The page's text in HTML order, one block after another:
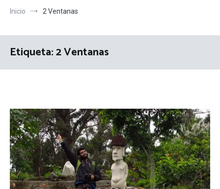
Inicio 2 Ventanas
Etiqueta:2 Ventanas